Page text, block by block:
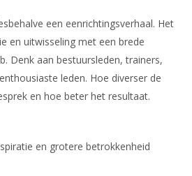
een eenrichtingsverhaal. Het
en uitwisseling met een brede
Denk aan bestuursleden, trainers,
leden. Hoe diverser de
en hoe beter het resultaat.
en grotere betrokkenheid